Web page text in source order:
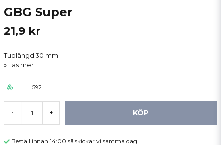
GBG Super
21,9 kr
Tublängd 30 mm
Läs mer
592
- + KÖP
Beställ innan 14:00 så skickar vi samma dag